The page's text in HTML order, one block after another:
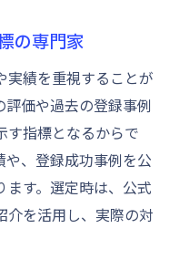
の専門家
実績を重視することが
価や過去の登録事例
す指標となるからで
、登録成功事例を公
す。選定時は、公式
介を活用し、実際の対